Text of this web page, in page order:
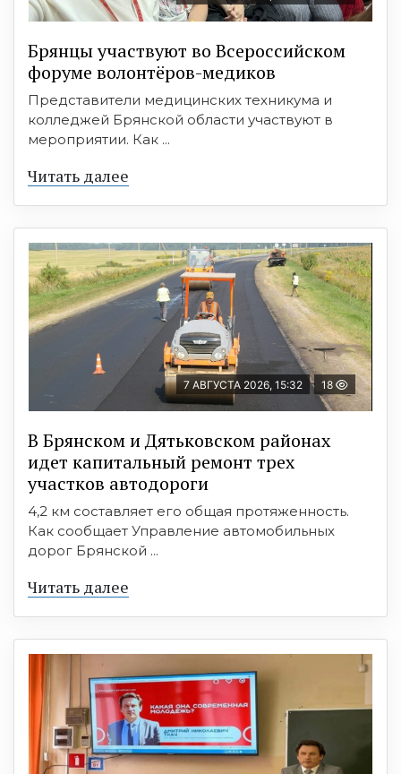
Брянцы участвуют во Всероссийском
форуме волонтёров-медиков
Представители медицинских техникума и
колледжей Брянской области участвуют в
мероприятии. Как ...
Читать далее
7 АВГУСТА 2026, 15:32 18
В Брянском и Дятьковском районах
идет капитальный ремонт трех
участков автодороги
4,2 км составляет его общая протяженность.
Как сообщает Управление автомобильных
дорог Брянской ...
Читать далее